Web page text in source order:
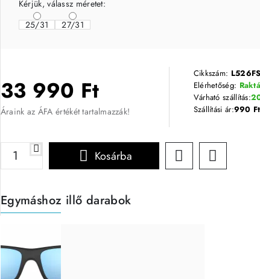
33 990 Ft
Áraink az ÁFA értékét tartalmazzák!
Cikkszám:
Elérhetőség:
Várható szállítás:
Szállítási ár:990
Kérjük, válassz méretet:
25/31
27/31
Kosárba
Egymáshoz illő darabok